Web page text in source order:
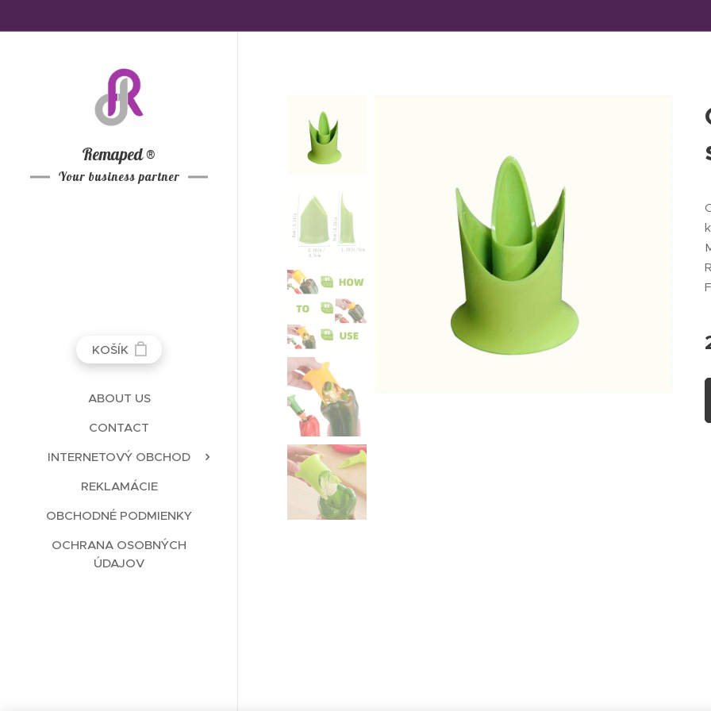
Remaped ®
Your business partner
KOŠÍK
ABOUT US
CONTACT
INTERNETOVÝ OBCHOD
REKLAMÁCIE
OBCHODNÉ PODMIENKY
OCHRANA OSOBNÝCH
ÚDAJOV